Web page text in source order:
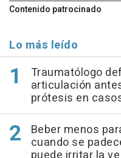
Contenido patrocinado
Lo más leído
Traumatólogo
articulación
prótesis en
Beber menos
cuando se